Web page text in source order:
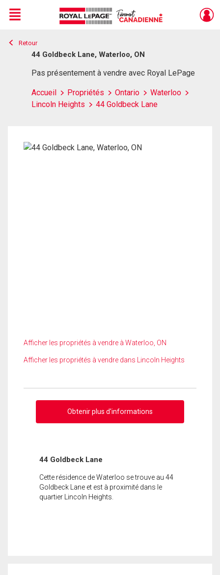
Live
En Direct
Menu
Retour
44 Goldbeck Lane, Waterloo, ON
Pas présentement à vendre avec Royal LePage
Accueil Propriétés Ontario
Waterloo
Lincoln Heights
44 Goldbeck Lane
Afficher les propriétés à vendre à Waterloo, ON
Afficher les propriétés à vendre dans Lincoln Heights
Obtenir plus d'informations
44 Goldbeck Lane
Cette résidence de Waterloo se trouve au 44
Goldbeck Lane et est à proximité dans le
quartier Lincoln Heights.